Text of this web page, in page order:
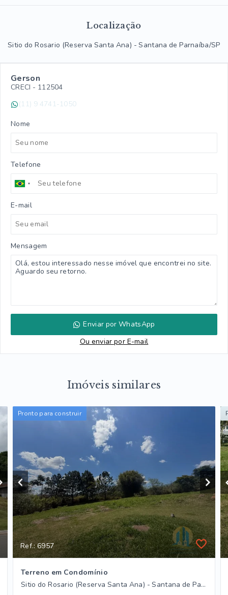
Localização
Sitio do Rosario (Reserva Santa Ana) - Santana de Parnaíba/SP
Gerson
CRECI - 112504
(11) 9 4741-1050
Nome
Telefone
E-mail
Mensagem
Enviar por WhatsApp
Ou enviar por E-mail
Imóveis similares
Pronto para construir
Ref.: 6957
Terreno em Condomínio
Sitio do Rosario (Reserva Santa Ana) - Santana de Parnaíba/SP